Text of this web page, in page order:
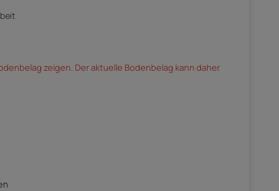
zeigen. Der aktuelle Bodenbelag kann daher